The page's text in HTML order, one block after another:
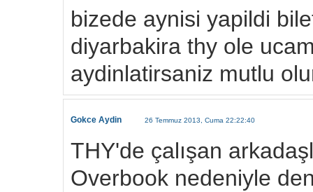
bizede aynisi yapildi
diyarbakira thy ole
aydinlatirsaniz mutlu
Gokce Aydin 26 Temmuz 2013, Cuma 22:22:40
THY'de çalışan
Overbook nedeniyle